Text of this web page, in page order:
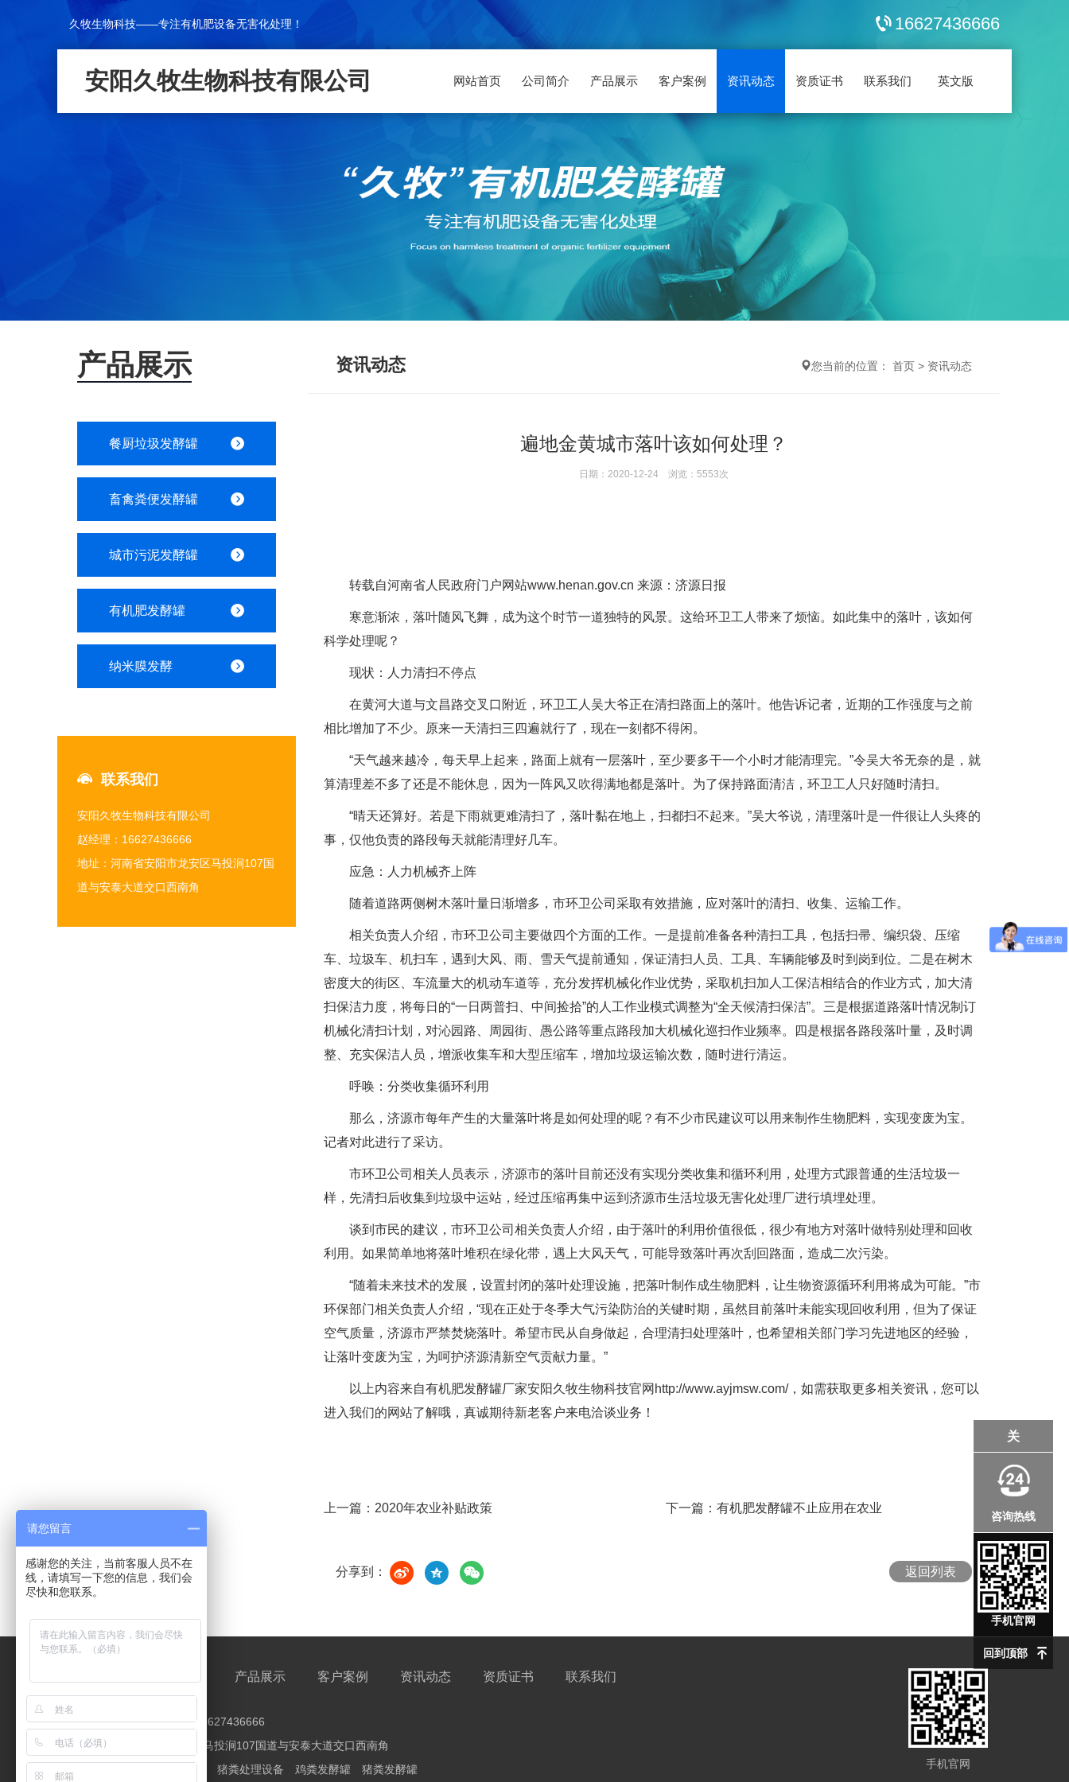
久牧生物科技——专注有机肥设备无害化处理！ 16627436666
安阳久牧生物科技有限公司 网站首页 公司简介 产品展示 客户案例 资讯动态 资质证书 联系我们 英文版
产品展示
餐厨垃圾发酵罐
畜禽粪便发酵罐
城市污泥发酵罐
有机肥发酵罐
纳米膜发酵
联系我们
安阳久牧生物科技有限公司
赵经理：16627436666
地址：河南省安阳市龙安区马投涧107国
道与安泰大道交口西南角
资讯动态 您当前的位置： 首页 > 资讯动态
遍地金黄城市落叶该如何处理？
日期：2020-12-24 浏览：5553次
转载自河南省人民政府门户网站www.henan.gov.cn 来源：济源日报
寒意渐浓，落叶随风飞舞，成为这个时节一道独特的风景。这给环卫工人带来了烦恼。如此集中的落叶，该如何
科学处理呢？
现状：人力清扫不停点
在黄河大道与文昌路交叉口附近，环卫工人吴大爷正在清扫路面上的落叶。他告诉记者，近期的工作强度与之前
相比增加了不少。原来一天清扫三四遍就行了，现在一刻都不得闲。
“天气越来越冷，每天早上起来，路面上就有一层落叶，至少要多干一个小时才能清理完。”令吴大爷无奈的是，就
算清理差不多了还是不能休息，因为一阵风又吹得满地都是落叶。为了保持路面清洁，环卫工人只好随时清扫。
“晴天还算好。若是下雨就更难清扫了，落叶黏在地上，扫都扫不起来。”吴大爷说，清理落叶是一件很让人头疼的
事，仅他负责的路段每天就能清理好几车。
应急：人力机械齐上阵
随着道路两侧树木落叶量日渐增多，市环卫公司采取有效措施，应对落叶的清扫、收集、运输工作。
相关负责人介绍，市环卫公司主要做四个方面的工作。一是提前准备各种清扫工具，包括扫帚、编织袋、压缩
车、垃圾车、机扫车，遇到大风、雨、雪天气提前通知，保证清扫人员、工具、车辆能够及时到岗到位。二是在树木
密度大的街区、车流量大的机动车道等，充分发挥机械化作业优势，采取机扫加人工保洁相结合的作业方式，加大清
扫保洁力度，将每日的“一日两普扫、中间捡拾”的人工作业模式调整为“全天候清扫保洁”。三是根据道路落叶情况制订
机械化清扫计划，对沁园路、周园街、愚公路等重点路段加大机械化巡扫作业频率。四是根据各路段落叶量，及时调
整、充实保洁人员，增派收集车和大型压缩车，增加垃圾运输次数，随时进行清运。
呼唤：分类收集循环利用
那么，济源市每年产生的大量落叶将是如何处理的呢？有不少市民建议可以用来制作生物肥料，实现变废为宝。
记者对此进行了采访。
市环卫公司相关人员表示，济源市的落叶目前还没有实现分类收集和循环利用，处理方式跟普通的生活垃圾一
样，先清扫后收集到垃圾中运站，经过压缩再集中运到济源市生活垃圾无害化处理厂进行填埋处理。
谈到市民的建议，市环卫公司相关负责人介绍，由于落叶的利用价值很低，很少有地方对落叶做特别处理和回收
利用。如果简单地将落叶堆积在绿化带，遇上大风天气，可能导致落叶再次刮回路面，造成二次污染。
“随着未来技术的发展，设置封闭的落叶处理设施，把落叶制作成生物肥料，让生物资源循环利用将成为可能。”市
环保部门相关负责人介绍，“现在正处于冬季大气污染防治的关键时期，虽然目前落叶未能实现回收利用，但为了保证
空气质量，济源市严禁焚烧落叶。希望市民从自身做起，合理清扫处理落叶，也希望相关部门学习先进地区的经验，
让落叶变废为宝，为呵护济源清新空气贡献力量。”
以上内容来自有机肥发酵罐厂家安阳久牧生物科技官网 http://www.ayjmsw.com/，如需获取更多相关资讯，您可以
进入我们的网站了解哦，真诚期待新老客户来电洽谈业务！
上一篇： 2020年农业补贴政策 下一篇： 有机肥发酵罐不止应用在农业
分享到： 返回列表
产品展示 客户案例 资讯动态 资质证书 联系我们
手机官网
全国服务热线： 赵经理：16627436666
地址：河南省安阳市龙安区马投涧107国道与安泰大道交口西南角
猪粪处理设备 鸡粪发酵罐 猪粪发酵罐
关
咨询热线
手机官网
回到顶部
请您留言
感谢您的关注，当前客服人员不在
线，请填写一下您的信息，我们会
尽快和您联系。